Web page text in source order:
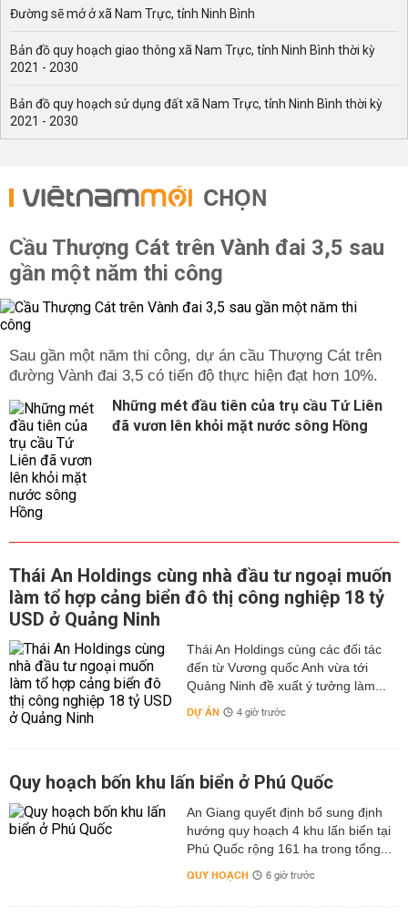
Đường sẽ mở ở xã Nam Trực, tỉnh Ninh Bình
Bản đồ quy hoạch giao thông xã Nam Trực, tỉnh Ninh Bình thời kỳ
2021 - 2030
Bản đồ quy hoạch sử dụng đất xã Nam Trực, tỉnh Ninh Bình thời kỳ
2021 - 2030
CHỌN
Cầu Thượng Cát trên Vành đai 3,5 sau
gần một năm thi công
Sau gần một năm thi công, dự án cầu Thượng Cát trên
đường Vành đai 3,5 có tiến độ thực hiện đạt hơn 10%.
Những mét đầu tiên của trụ cầu Tứ Liên
đã vươn lên khỏi mặt nước sông Hồng
Thái An Holdings cùng nhà đầu tư ngoại muốn
làm tổ hợp cảng biển đô thị công nghiệp 18 tỷ
USD ở Quảng Ninh
Thái An Holdings cùng các đối tác
đến từ Vương quốc Anh vừa tới
Quảng Ninh đề xuất ý tưởng làm...
DỰ ÁN 4 giờ trước
Quy hoạch bốn khu lấn biển ở Phú Quốc
An Giang quyết định bổ sung định
hướng quy hoạch 4 khu lấn biển tại
Phú Quốc rộng 161 ha trong tổng...
QUY HOẠCH 6 giờ trước